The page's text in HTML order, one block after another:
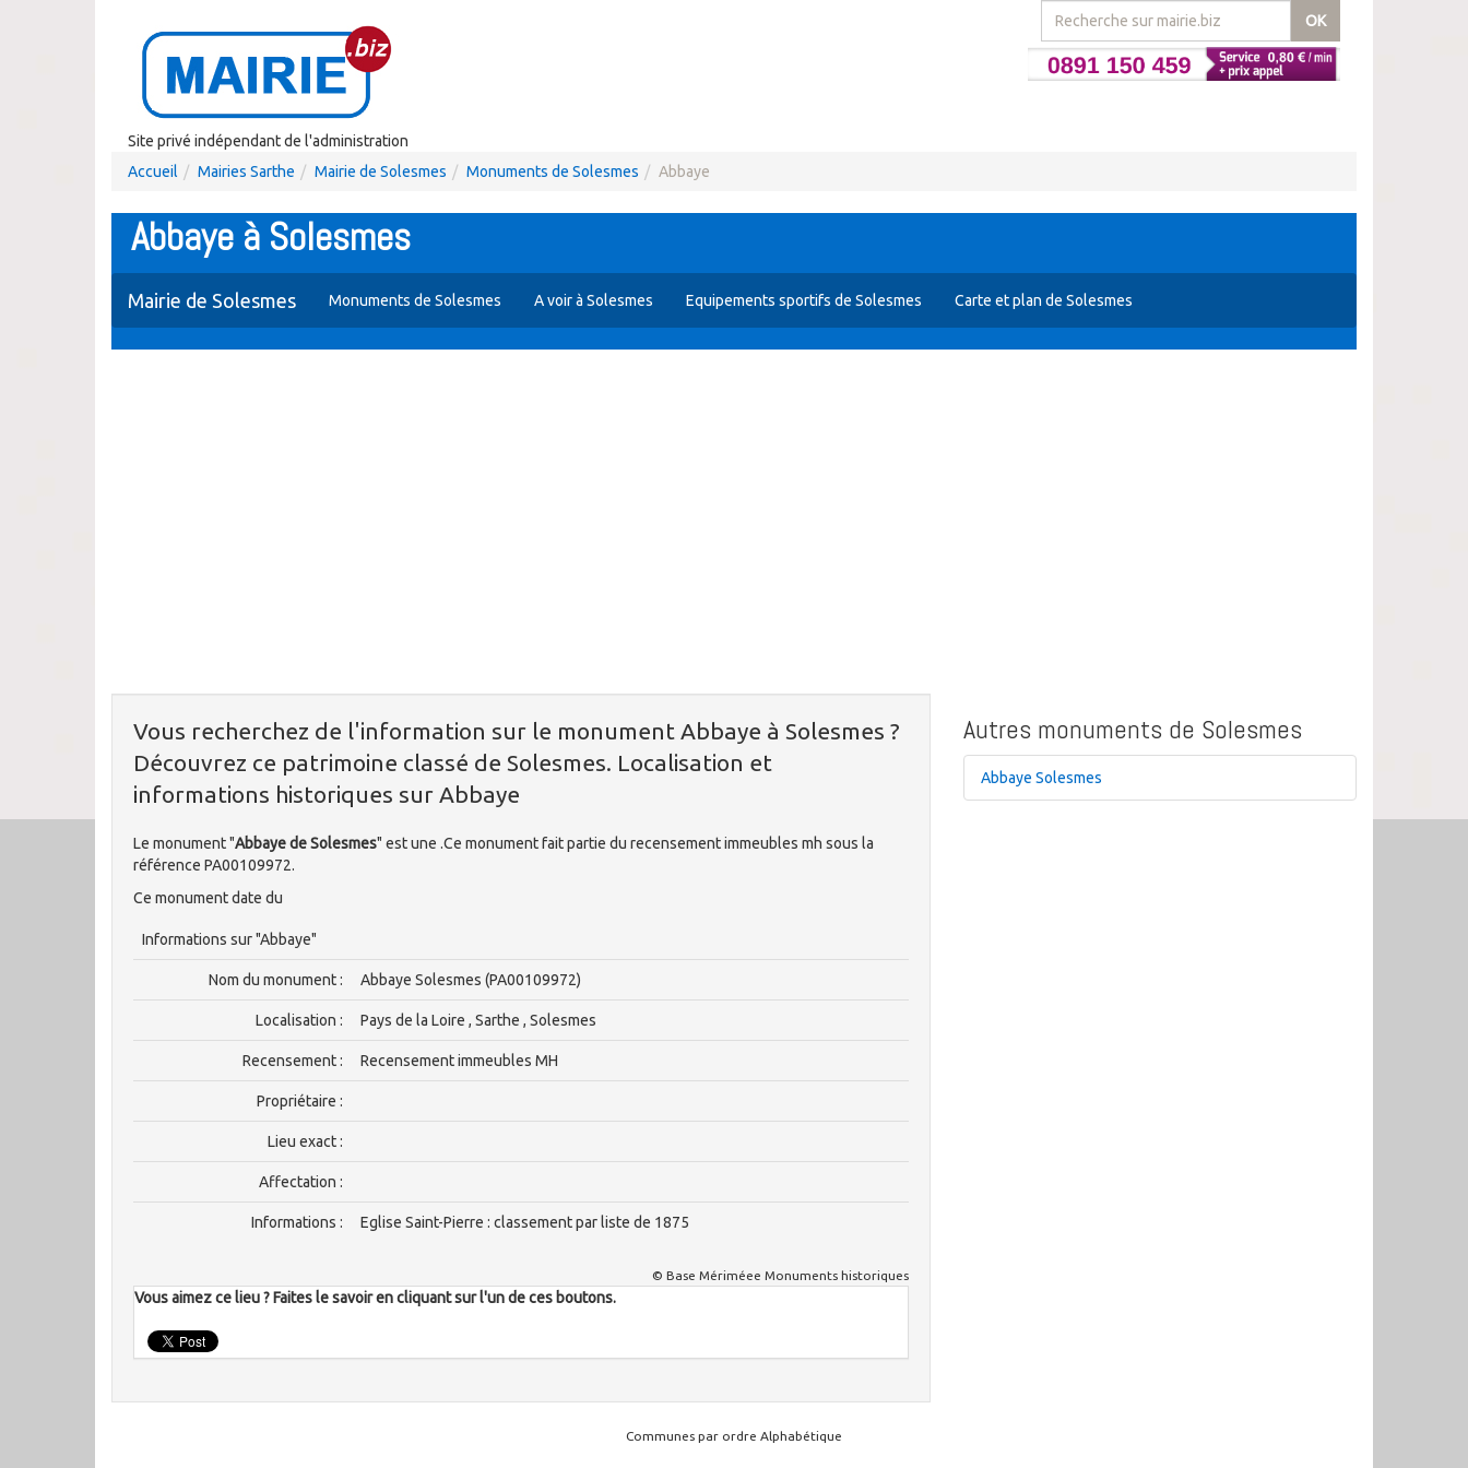
OK
Site privé indépendant de l'administration
Accueil
Mairies Sarthe Mairie de Solesmes Monuments de Solesmes Abbaye
Abbaye à Solesmes
Mairie de Solesmes Monuments de Solesmes A voir à Solesmes Equipements sportifs de Solesmes Carte et plan de Solesmes
Vous recherchez de l'information sur le monument Abbaye à Solesmes ?
Découvrez ce patrimoine classé de Solesmes. Localisation et
informations historiques sur Abbaye
Le monument "Abbaye de Solesmes" est une .Ce monument fait partie du recensement immeubles mh sous la
référence PA00109972.
Ce monument date du
Informations sur "Abbaye"
Nom du monument : Abbaye Solesmes (PA00109972)
Localisation : Pays de la Loire , Sarthe , Solesmes
Recensement : Recensement immeubles MH
Propriétaire :
Lieu exact :
Affectation :
Informations : Eglise Saint-Pierre : classement par liste de 1875
© Base Mériméee Monuments historiques
Vous aimez ce lieu ? Faites le savoir en cliquant sur l'un de ces boutons.
Autres monuments de Solesmes
Abbaye Solesmes
Communes par ordre Alphabétique